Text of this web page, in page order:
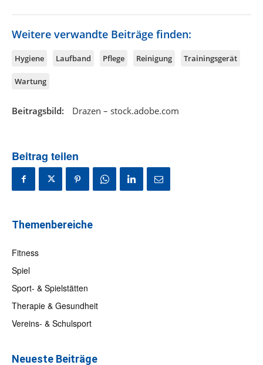
Weitere verwandte Beiträge finden:
Hygiene Laufband Pflege Reinigung Trainingsgerät
Wartung
Beitragsbild: Drazen – stock.adobe.com
Beitrag teilen
Themenbereiche
Fitness
Spiel
Sport- & Spielstätten
Therapie & Gesundheit
Vereins- & Schulsport
Neueste Beiträge